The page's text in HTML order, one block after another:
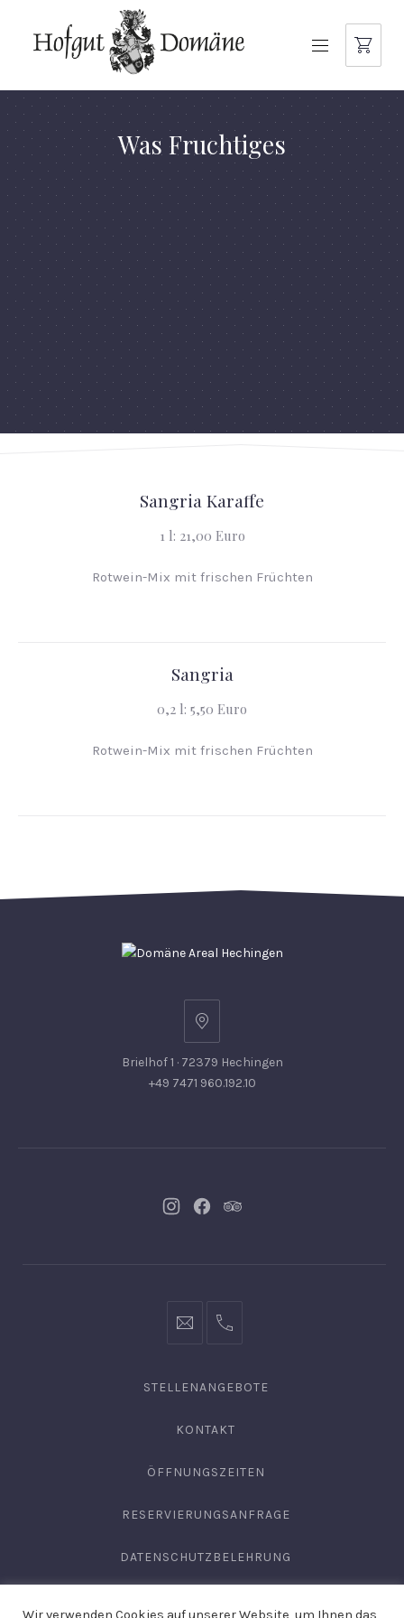
NAVIGATION
Was Fruchtiges
Sangria Karaffe
1 l: 21,00 Euro
Rotwein-Mix mit frischen Früchten
Sangria
0,2 l: 5,50 Euro
Rotwein-Mix mit frischen Früchten
Brielhof 1 · 72379 Hechingen
+49 7471 960.192.10
NeuesNeuesNeues
info@hofgut-0049747196019210
STELLENANGEBOTE
KONTAKT
ÖFFNUNGSZEITEN
RESERVIERUNGSANFRAGE
DATENSCHUTZBELEHRUNG
Wir verwenden Cookies auf unserer Website, um Ihnen das